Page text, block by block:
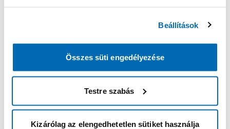
Beállítások
Összes süti engedélyezése
Testre szabás
Kizárólag az elengedhetetlen sütiket használja